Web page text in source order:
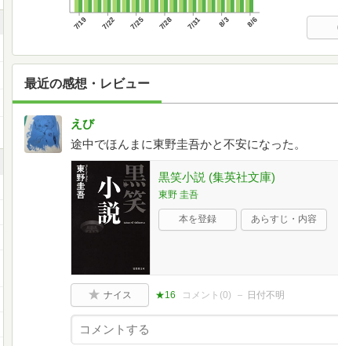
7/19 7/22 7/25 7/28 7/31 8/3 8/6
最近の感想・レビュー
えび
途中でほんまに東野圭吾かと不安になった。
黒笑小説 (集英社文庫)
東野 圭吾
本を登録 あらすじ・内容
ナイス ★16 コメント(0) 日付不明